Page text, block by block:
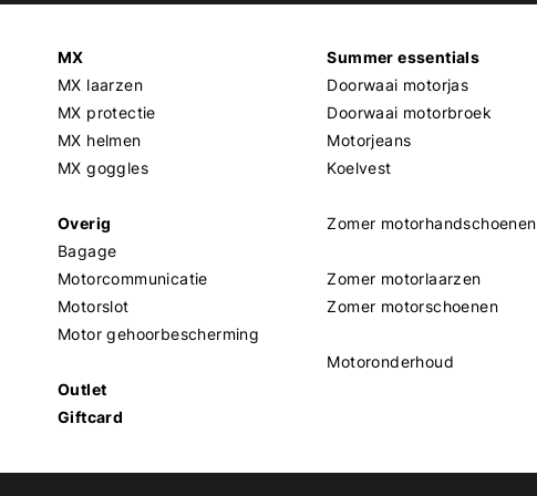
MX
MX laarzen
MX protectie
MX helmen
MX goggles
Overig
Bagage
Motorcommunicatie
Motorslot
Motor gehoorbescherming
Outlet
Giftcard
Summer essentials
Doorwaai motorjas
Doorwaai motorbroek
Motorjeans
Koelvest
Zomer motorhandschoenen
Zomer motorlaarzen
Zomer motorschoenen
Motoronderhoud